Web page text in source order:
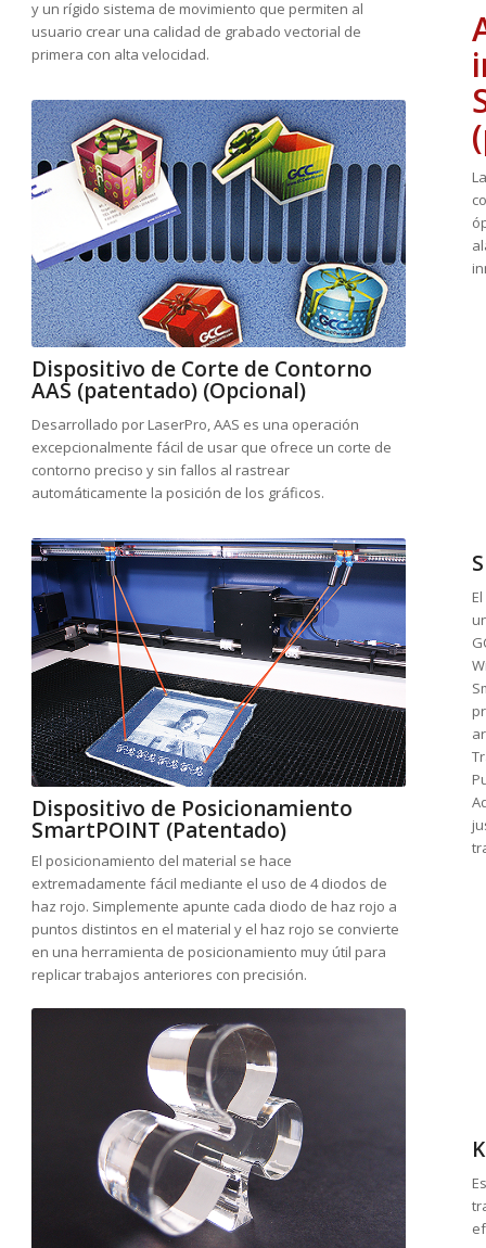
y un rígido sistema de movimiento que permiten al
usuario crear una calidad de grabado vectorial de
primera con alta velocidad.
Dispositivo de Corte de Contorno
AAS (patentado) (Opcional)
Desarrollado por LaserPro, AAS es una operación
excepcionalmente fácil de usar que ofrece un corte de
contorno preciso y sin fallos al rastrear
automáticamente la posición de los gráficos.
Dispositivo de Posicionamiento
SmartPOINT (Patentado)
El posicionamiento del material se hace
extremadamente fácil mediante el uso de 4 diodos de
haz rojo. Simplemente apunte cada diodo de haz rojo a
puntos distintos en el material y el haz rojo se convierte
en una herramienta de posicionamiento muy útil para
replicar trabajos anteriores con precisión.